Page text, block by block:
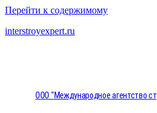
Перейти к содержимому
interstroyexpert.ru
ООО "Международное агентство